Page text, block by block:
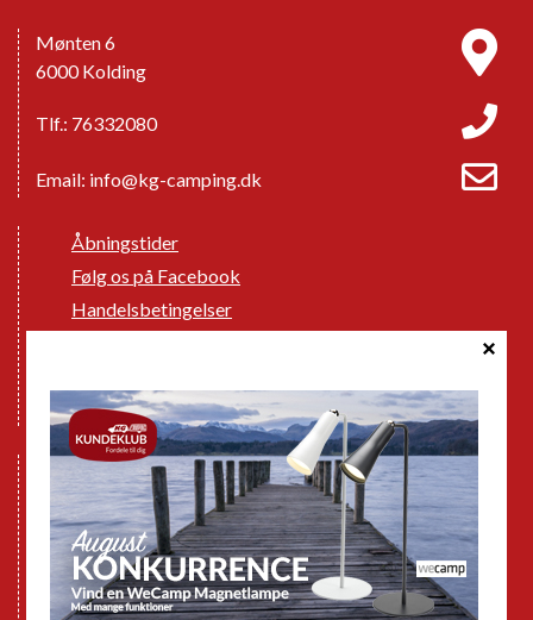
Mønten 6
6000 Kolding
Tlf.: 76332080
Email: info@kg-camping.dk
Åbningstider
Følg os på Facebook
Handelsbetingelser
GPDR - Optagelse af foto og video
Nye Campingvogne
Nye Autocampere og Vans
Brugte Campingvogne
Brugte Autocampere og Vans
Webshop